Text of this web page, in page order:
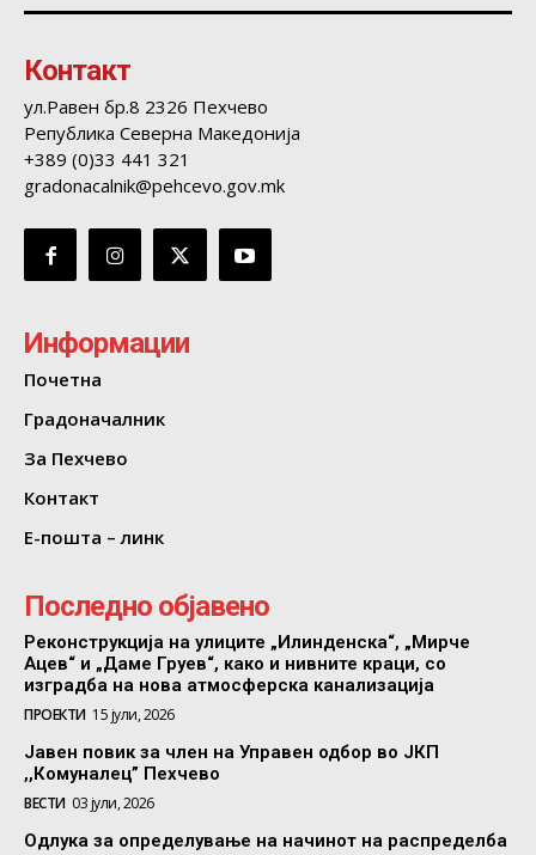
Контакт
ул.Равен бр.8 2326 Пехчево
Република Северна Македонија
+389 (0)33 441 321
gradonacalnik@pehcevo.gov.mk
Информации
Почетна
Градоначалник
За Пехчево
Контакт
Е-пошта – линк
Последно објавено
Реконструкција на улиците „Илинденска“, „Мирче
Ацев“ и „Даме Груев“, како и нивните краци, со
изградба на нова атмосферска канализација
ПРОЕКТИ 15 јули, 2026
Јавен повик за член на Управен одбор во ЈКП
,,Комуналец” Пехчево
ВЕСТИ 03 јули, 2026
Одлука за определување на начинот на распределба